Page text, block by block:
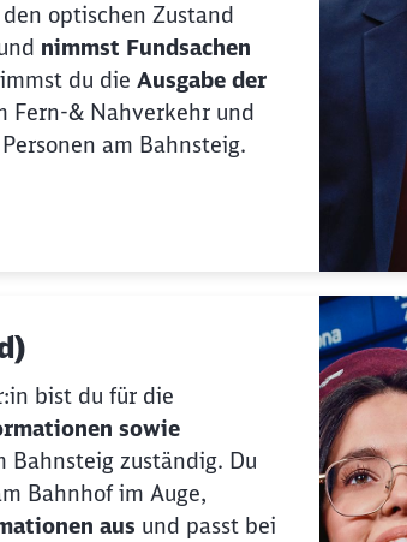
den optischen Zustand
nimmst Fundsachen
du die Ausgabe der
Fern-& Nahverkehr und
am Bahnsteig.
bist du für die
sowie
Bahnsteig zuständig. Du
Bahnhof im Auge,
aus und passt bei